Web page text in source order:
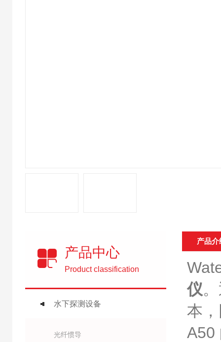
产品中心
Product classification
水下探测设备
光纤惯导
产品介
仪
本
A50